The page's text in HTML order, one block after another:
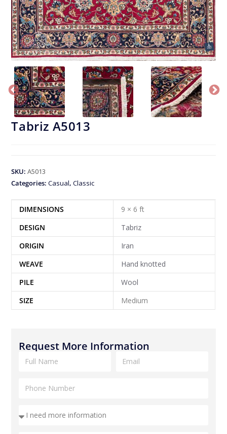
Tabriz A5013
SKU:A5013
Categories:Casual,Classic
DIMENSIONS
9 × 6 ft
DESIGN
Tabriz
ORIGIN
Iran
WEAVE
Hand knotted
PILE
Wool
SIZE
Medium
Request More Information